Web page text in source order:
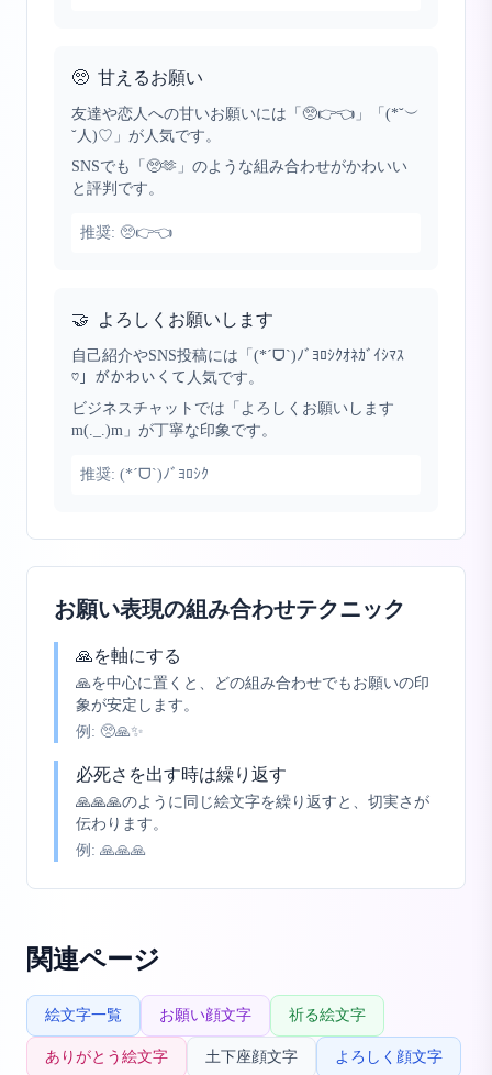
🥺 甘えるお願い
友達や恋人への甘いお願いには「🥺👉👈」「(*˘︶
˘人)♡」が人気です。
SNSでも「🥺🫶」のような組み合わせがかわいい
と評判です。
推奨: 🥺👉👈
🤝 よろしくお願いします
自己紹介やSNS投稿には「(*ˊᗜˋ)ﾉﾞﾖﾛｼｸｵﾈｶﾞｲｼﾏｽ
♡」がかわいくて人気です。
ビジネスチャットでは「よろしくお願いします
m(._.)m」が丁寧な印象です。
推奨: (*ˊᗜˋ)ﾉﾞﾖﾛｼｸ
お願い表現の組み合わせテクニック
🙏を軸にする
🙏を中心に置くと、どの組み合わせでもお願いの印
象が安定します。
例: 🥺🙏✨
必死さを出す時は繰り返す
🙏🙏🙏のように同じ絵文字を繰り返すと、切実さが
伝わります。
例: 🙏🙏🙏
関連ページ
絵文字一覧 お願い顔文字 祈る絵文字
ありがとう絵文字 土下座顔文字 よろしく顔文字